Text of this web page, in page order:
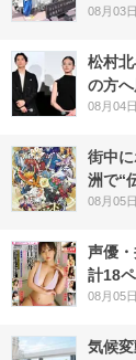
08月03
松村
の方へ
08月04
街中
洲で“
08月05
声優
計18
08月05
気候